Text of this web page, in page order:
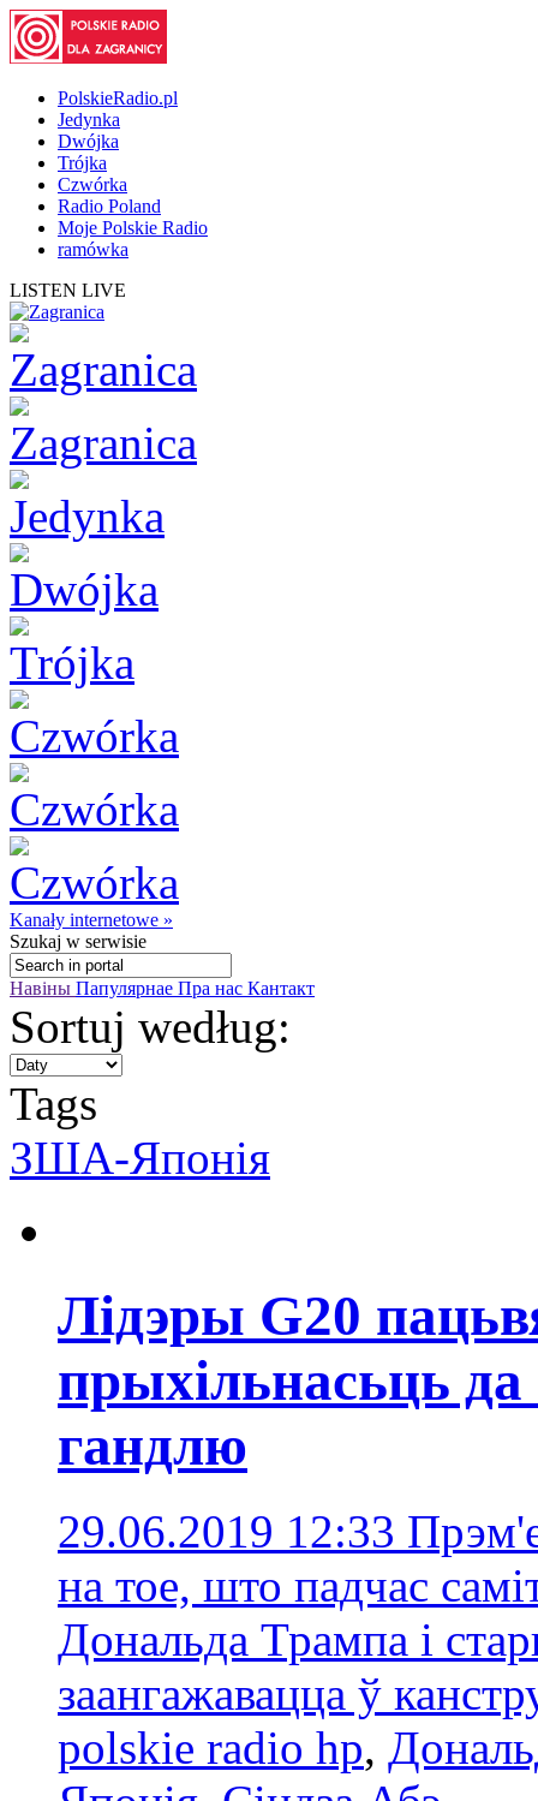
PolskieRadio.pl
Jedynka
Dwójka
Trójka
Czwórka
Radio Poland
Moje Polskie Radio
ramówka
LISTEN LIVE
Kanały internetowe »
Szukaj w serwisie
Навіны Папулярнае Пра нас Кантакт
Sortuj według:
Tags
ЗША-Японія
Лідэры G20
прыхільнасьць да
гандлю
29.06.2019 12:33
на тое, што падчас
Дональда Трампа і
заангажавацца ў
polskie radio hp,